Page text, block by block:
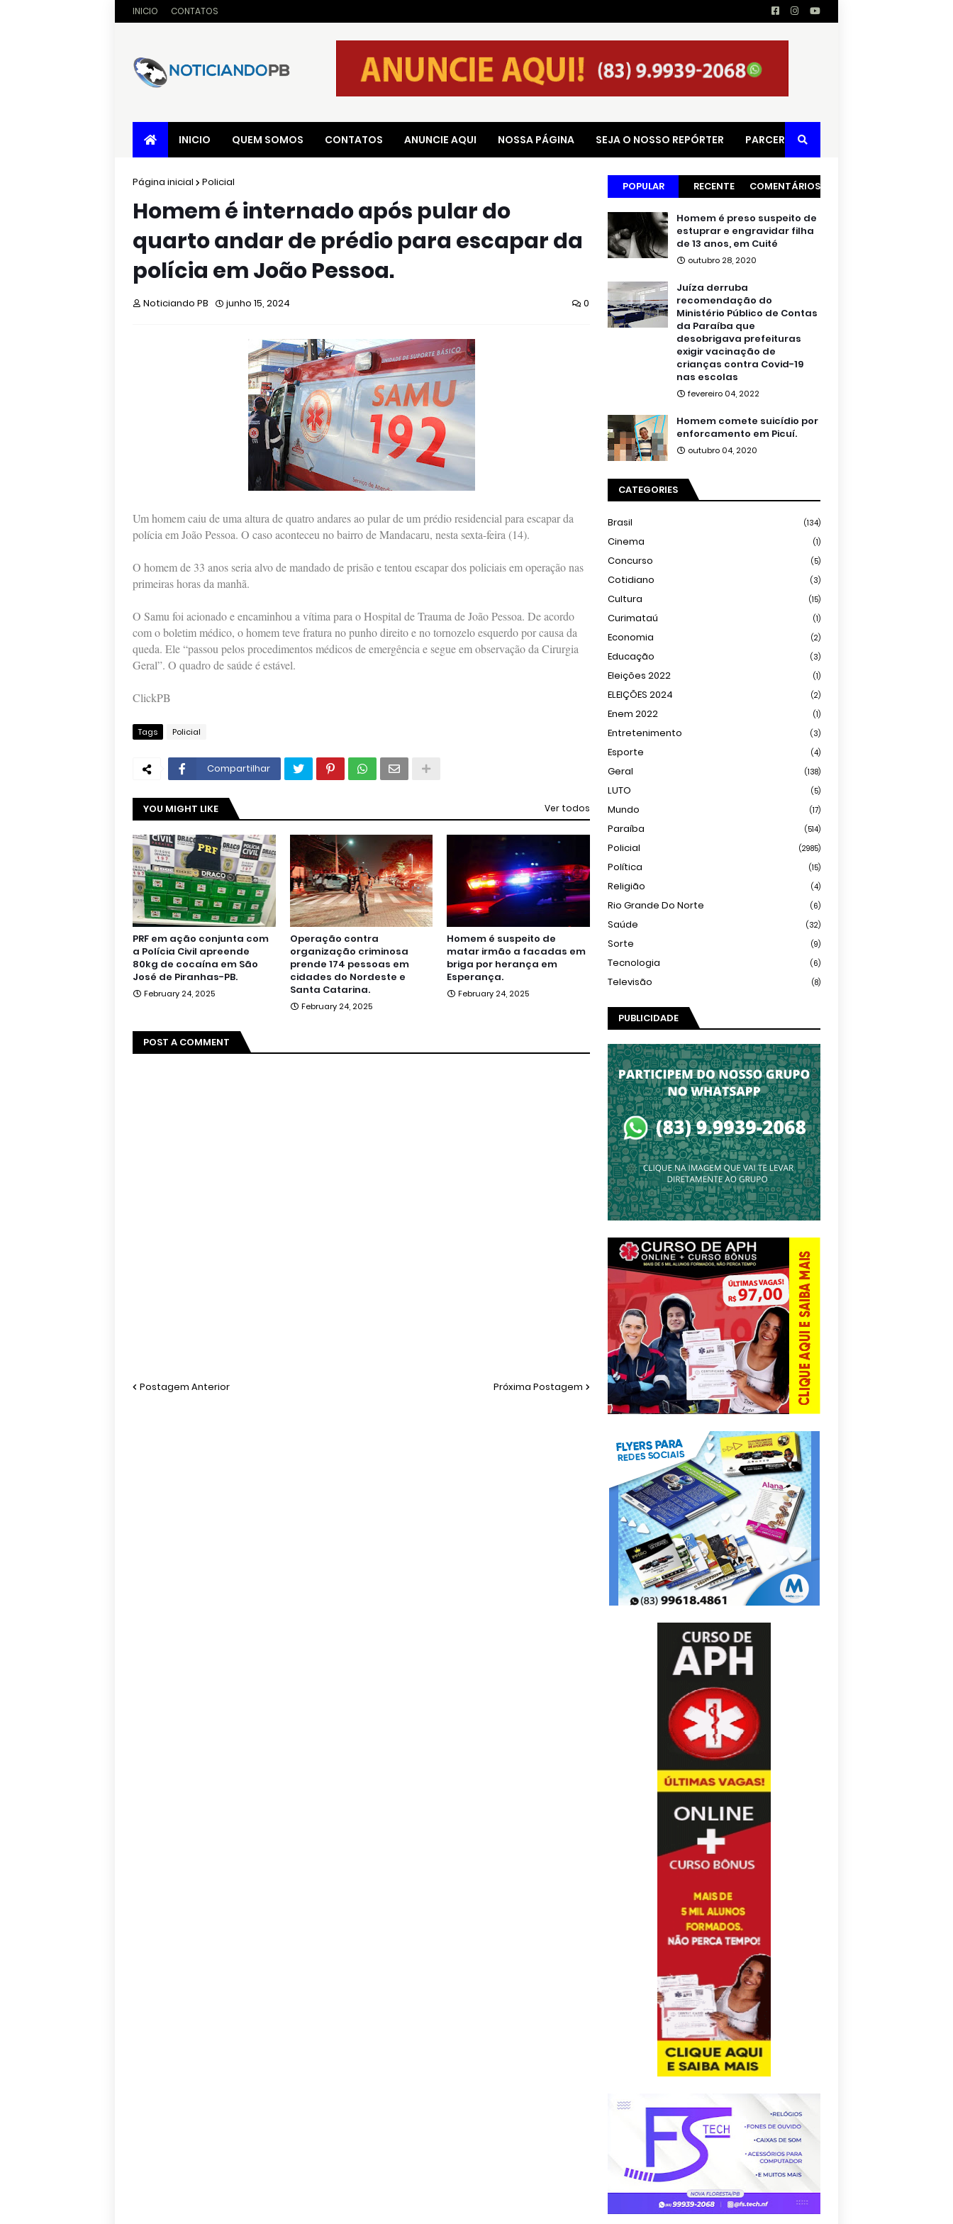
INICIO CONTATOS
INICIO QUEM SOMOS CONTATOS ANUNCIE AQUI NOSSA PÁGINA SEJA O NOSSO REPÓRTER PARCERIAS
Página inicial Policial
Homem é internado após pular do
quarto andar de prédio para escapar da
polícia em João Pessoa.
Noticiando PB junho 15, 2024 0
Um homem caiu de uma altura de quatro andares ao pular de um prédio residencial para escapar da
polícia em João Pessoa. O caso aconteceu no bairro de Mandacaru, nesta sexta-feira (14).
O homem de 33 anos seria alvo de mandado de prisão e tentou escapar dos policiais em operação nas
primeiras horas da manhã.
O Samu foi acionado e encaminhou a vítima para o Hospital de Trauma de João Pessoa. De acordo
com o boletim médico, o homem teve fratura no punho direito e no tornozelo esquerdo por causa da
queda. Ele “passou pelos procedimentos médicos de emergência e segue em observação da Cirurgia
Geral”. O quadro de saúde é estável.
ClickPB
Tags Policial
Compartilhar
YOU MIGHT LIKE Ver todos
PRF em ação conjunta com
a Polícia Civil apreende
80kg de cocaína em São
José de Piranhas-PB.
February 24, 2025
Operação contra
organização criminosa
prende 174 pessoas em
cidades do Nordeste e
Santa Catarina.
February 24, 2025
Homem é suspeito de
matar irmão a facadas em
briga por herança em
Esperança.
February 24, 2025
POST A COMMENT
Postagem Anterior Próxima Postagem
POPULAR RECENTE COMENTÁRIOS
Homem é preso suspeito de
estuprar e engravidar filha
de 13 anos, em Cuité
outubro 28, 2020
Juíza derruba
recomendação do
Ministério Público de Contas
da Paraíba que
desobrigava prefeituras
exigir vacinação de
crianças contra Covid-19
nas escolas
fevereiro 04, 2022
Homem comete suicídio por
enforcamento em Picuí.
outubro 04, 2020
CATEGORIES
Brasil (134)
Cinema (1)
Concurso (5)
Cotidiano (3)
Cultura (15)
Curimataú (1)
Economia (2)
Educação (3)
Eleições 2022 (1)
ELEIÇÕES 2024 (2)
Enem 2022 (1)
Entretenimento (3)
Esporte (4)
Geral (138)
LUTO (5)
Mundo (17)
Paraíba (514)
Policial (2985)
Política (15)
Religião (4)
Rio Grande Do Norte (6)
Saúde (32)
Sorte (9)
Tecnologia (6)
Televisão (8)
PUBLICIDADE